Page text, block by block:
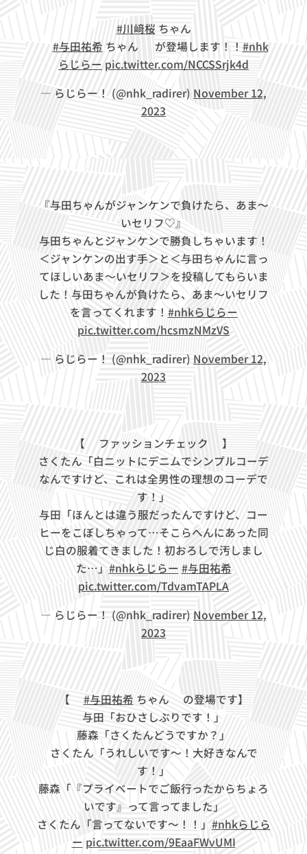
#川﨑桜ちゃん💚
#与田祐希 ちゃん💚 が登場します！！ #nhk
らじらー pic.twitter.com/NCCSSrjk4d
— らじらー！ (@nhk_radirer) November 12,
2023
『与田ちゃんがジャンケンで負けたら、あま～
いセリフ♡』
与田ちゃんとジャンケンで勝負しちゃいます！
＜ジャンケンの出す手＞と＜与田ちゃんに言っ
てほしいあま～いセリフ＞を投稿してもらいま
した！与田ちゃんが負けたら、あま～いセリフ
を言ってくれます！ #nhkらじらー
pic.twitter.com/hcsmzNMzVS
— らじらー！ (@nhk_radirer) November 12,
2023
【❤ファッションチェック💚】
さくたん「白ニットにデニムでシンプルコーデ
なんですけど、これは全男性の理想のコーデで
す！」
与田「ほんとは違う服だったんですけど、コー
ヒーをこぼしちゃって…そこらへんにあった同
じ白の服着てきました！初おろしで汚しまし
た…」 #nhkらじらー #与田祐希
pic.twitter.com/TdvamTAPLA
— らじらー！ (@nhk_radirer) November 12,
2023
【❤ #与田祐希 ちゃん💚の登場です】
与田「おひさしぶりです！」
藤森「さくたんどうですか？」
さくたん「うれしいです～！大好きなんで
す！」
藤森「『プライベートでご飯行ったからちょろ
いです』って言ってました」
さくたん「言ってないです～！！」 #nhkらじら
ー pic.twitter.com/9EaaFWvUMI